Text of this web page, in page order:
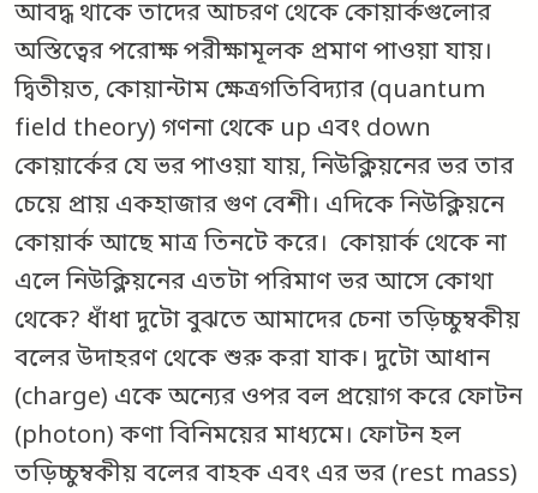
আবদ্ধ থাকে তাদের আচরণ থেকে কোয়ার্কগুলোর
অস্তিত্বের পরোক্ষ পরীক্ষামূলক প্রমাণ পাওয়া যায়।
দ্বিতীয়ত, কোয়ান্টাম ক্ষেত্রগতিবিদ্যার (quantum
field theory) গণনা থেকে up এবং down
কোয়ার্কের যে ভর পাওয়া যায়, নিউক্লিয়নের ভর তার
চেয়ে প্রায় একহাজার গুণ বেশী। এদিকে নিউক্লিয়নে
কোয়ার্ক আছে মাত্র তিনটে করে। কোয়ার্ক থেকে না
এলে নিউক্লিয়নের এতটা পরিমাণ ভর আসে কোথা
থেকে? ধাঁধা দুটো বুঝতে আমাদের চেনা তড়িচ্চুম্বকীয়
বলের উদাহরণ থেকে শুরু করা যাক। দুটো আধান
(charge) একে অন্যের ওপর বল প্রয়োগ করে ফোটন
(photon) কণা বিনিময়ের মাধ্যমে। ফোটন হল
তড়িচ্চুম্বকীয় বলের বাহক এবং এর ভর (rest mass)